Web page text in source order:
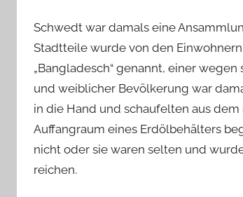
Schwedt war damals eine
Stadtteile wurde von den
„Bangladesch“ genannt, einer
und weiblicher Bevölkerung war
in die Hand und schaufelten aus
Auffangraum eines Erdölbehälters
nicht oder sie waren selten und
reichen.